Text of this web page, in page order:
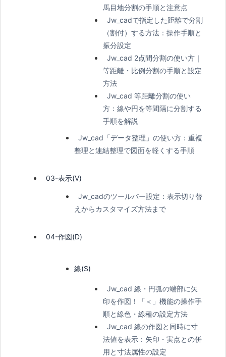
馬目地分割の手順と注意点
Jw_cadで指定した距離で分割
（割付）する方法：操作手順と
振分設定
Jw_cad 2点間分割の使い方｜
等距離・比例分割の手順と設定
方法
Jw_cad 等距離分割の使い
方：線や円を等間隔に分割する
手順を解説
Jw_cad「データ整理」の使い方：重複
整理と連結整理で図面を軽くする手順
03-表示(V)
Jw_cadのツールバー設定：表示切り替
えからカスタマイズ方法まで
04-作図(D)
線(S)
Jw_cad 線・円弧の端部に矢
印を作図！「＜」機能の操作手
順と線色・線種の設定方法
Jw_cad 線の作図と同時に寸
法値を表示：矢印・実点との併
用と寸法属性の設定